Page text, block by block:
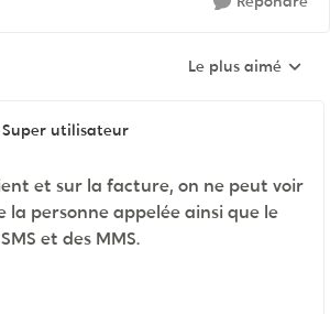
Réponses triées
Le plus aimé
Super utilisateur
et sur la facture, on ne peut voir
la personne appelée ainsi que le
et des MMS.